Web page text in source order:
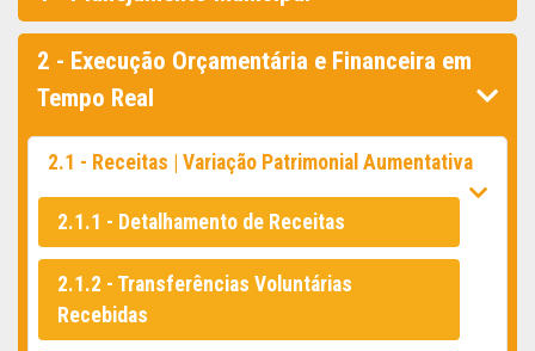
2 - Execução Orçamentária e Financeira em
Tempo Real
2.1 - Receitas | Variação Patrimonial Aumentativa
2.1.1 - Detalhamento de Receitas
2.1.2 - Transferências Voluntárias
Recebidas